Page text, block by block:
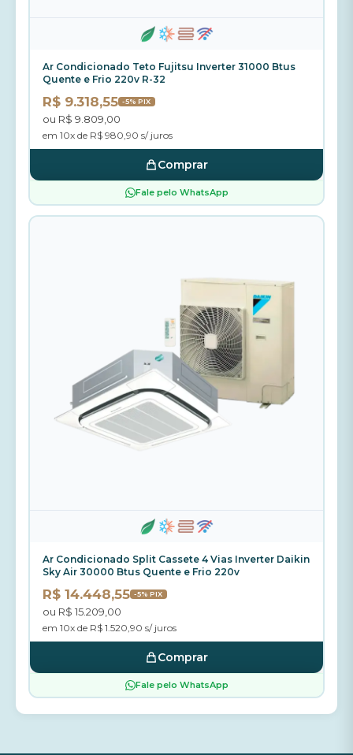
Ar Condicionado Teto Fujitsu Inverter 31000 Btus
Quente e Frio 220v R-32
R$ 9.318,55 -5% PIX
ou R$ 9.809,00
em 10x de R$ 980,90 s/ juros
Comprar
Fale pelo WhatsApp
Ar Condicionado Split Cassete 4 Vias Inverter Daikin
Sky Air 30000 Btus Quente e Frio 220v
R$ 14.448,55 -5% PIX
ou R$ 15.209,00
em 10x de R$ 1.520,90 s/ juros
Comprar
Fale pelo WhatsApp